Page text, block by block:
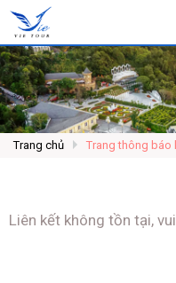
Trang chủ Trang thông báo
Liên kết không tồn tại,